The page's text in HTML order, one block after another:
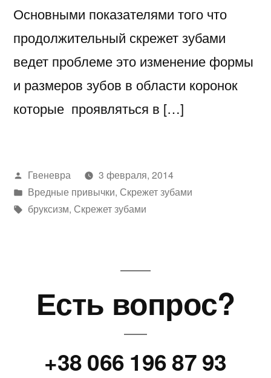
Основными показателями того что
продолжительный скрежет зубами
ведет проблеме это изменение формы
и размеров зубов в области коронок
которые проявляться в […]
Написано
автором
Гвеневра
3 февраля, 2014
Написано
в
Вредные привычки, Скрежет зубами
Метки:
бруксизм, Скрежет зубами
Есть вопрос?
+38 066 196 87 93